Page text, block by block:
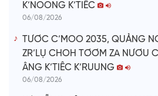
K’NOONG K’TIÊC
06/08/2026
TƯƠC C’MOO 2035, QUẢNG
ZR’LỤ CHOH TƠƠM ZA NƯƠU
ÂNG K’TIÊC K’RUUNG
06/08/2026